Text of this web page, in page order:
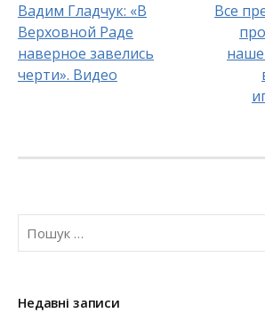
P
o
t
a
v
i
Вадим Гладчук: «В
Верховной Раде
наверное завелись
черти». Видео
Все
П
кНедавні записи